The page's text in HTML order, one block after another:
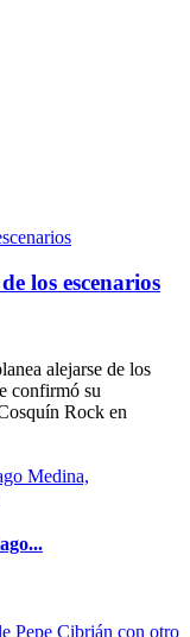
los escenarios
alejarse de los
confirmó su
Rock en